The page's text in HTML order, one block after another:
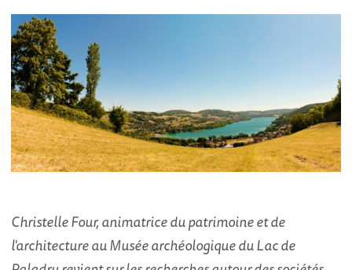
Christelle Four, animatrice du patrimoine et de
l'architecture au Musée archéologique du Lac de